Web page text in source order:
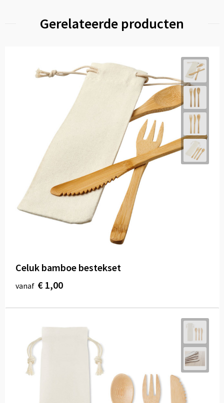
Gerelateerde producten
Celuk bamboe bestekset
vanaf € 1,00